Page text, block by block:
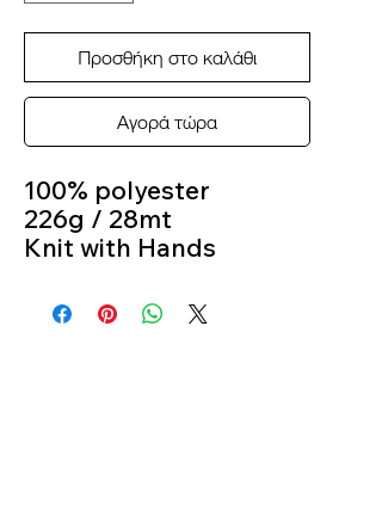
Προσθήκη στο καλάθι
Αγορά τώρα
100% polyester
226g / 28mt
Knit with Hands
blanket around
70cmx90cmColour